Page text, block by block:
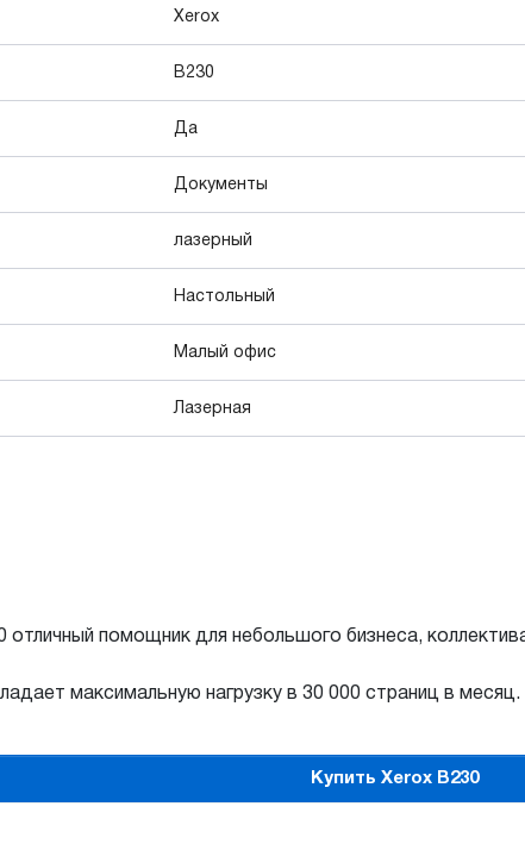
Xerox
B230
Да
Документы
лазерный
Настольный
Малый офис
Лазерная
помощник для небольшого бизнеса,
максимальную нагрузку в 30 000 страниц в
Купить Xerox B230